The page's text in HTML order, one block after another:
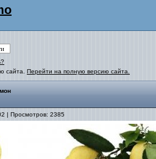
сайта. Перейти на полную версию сайта.
| Просмотров: 2385